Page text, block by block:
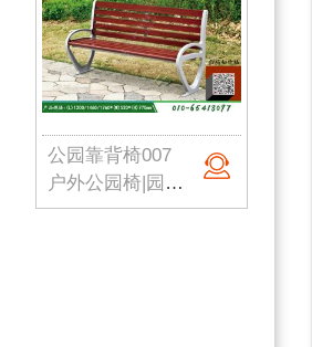
公园靠背椅007
户外公园椅|园林座椅|小区路椅|公园长椅|校园户外椅|洁净新雅 定制批发